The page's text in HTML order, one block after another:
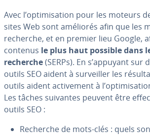
Avec l’op­ti­mi­sa­tion pour les moteurs
sites Web sont améliorés afin que les
recherche, et en premier lieu Google,
contenus le plus haut possible dans
recherche(SERPs). En s’appuyant sur
outils SEO aident à sur­veil­ler les
outils aident ac­ti­ve­ment à
Les tâches suivantes peuvent être
outils SEO :
Recherche de mots-clés : quels